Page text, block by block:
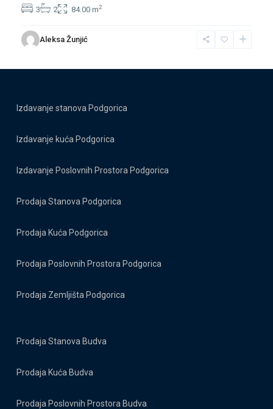
3 2 84.00 m2
Aleksa Žunjić
Izdavanje stanova Podgorica
Izdavanje kuća Podgorica
Izdavanje Poslovnih Prostora Podgorica
Prodaja Stanova Podgorica
Prodaja Kuća Podgorica
Prodaja Poslovnih Prostora Podgorica
Prodaja Zemljišta Podgorica
Prodaja Stanova Budva
Prodaja Kuća Budva
Prodaja Poslovnih Prostora Budva